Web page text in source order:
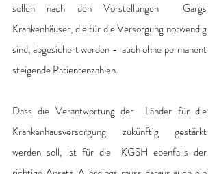
sollen nach den Vorstellungen  Gargs
Krankenhäuser, die für die Versorgung notwendig
sind, abgesichert werden -  auch ohne permanent
steigende Patientenzahlen.
Dass die Verantwortung der  Länder für die
Krankenhausversorgung zukünftig gestärkt
werden soll, ist für die  KGSH ebenfalls der